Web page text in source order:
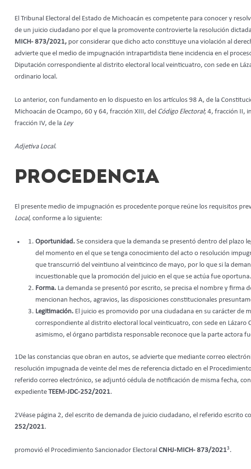
El Tribunal Electoral del Estado de Michoacán es competente para conocer y
de un juicio ciudadano por el que la promovente controvierte la resolución
MICH- 873/2021, por considerar que dicho acto constituye una violación al
advierte que el medio de impugnación intrapartidista tiene incidencia en el
Diputación correspondiente al distrito electoral local veinticuatro, con sede en
ordinario local.
Lo anterior, con fundamento en lo dispuesto en los artículos 98 A, de la
Michoacán de Ocampo, 60 y 64, fracción XIII, del Código Electoral; 4, fracción II,
fracción IV, de la Ley
Adjetiva Local.
PROCEDENCIA
El presente medio de impugnación es procedente porque reúne los requisitos
Local, conforme a lo siguiente:
Oportunidad. Se considera que la demanda se presentó dentro del plazo
del momento en el que se tenga conocimiento del acto o resolución
que transcurrió del veintiuno al veinticinco de mayo, por lo que si la
incuestionable que la promoción del juicio en el que se actúa fue oportuna.
Forma. La demanda se presentó por escrito, se precisa el nombre y firma
mencionan hechos, agravios, las disposiciones constitucionales
Legitimación. El juicio es promovido por una ciudadana en su carácter de
correspondiente al distrito electoral local veinticuatro, con sede en Lázaro
asimismo, el órgano partidista responsable reconoce que la parte actora
1De las constancias que obran en autos, se advierte que mediante correo
resolución impugnada de veinte del mes de referencia dictado en el
referido correo electrónico, se adjuntó cédula de notificación de misma fecha,
expediente TEEM-JDC-252/2021.
2Véase página 2, del escrito de demanda de juicio ciudadano, el referido escrito
252/2021.
promovió el Procedimiento Sancionador Electoral CNHJ-MICH- 873/20213.